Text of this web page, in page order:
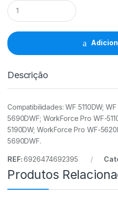
Tinteiro
Comp.
Epson
T7892/T7902/T7912
CY
quantidade
Descrição
Compatibilidades: WF 5110DW;
5690DWF; WorkForce Pro WF-
5190DW; WorkForce Pro WF-
5690DWF.
REF:6926474692395
Produtos